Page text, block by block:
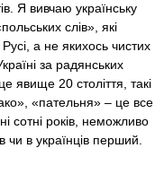
Я вивчаю українську
слів», які
а не якихось чистих
за радянських
явище 20 століття, такі
«пательня» – це все
сотні років, неможливо
чи в українців перший.